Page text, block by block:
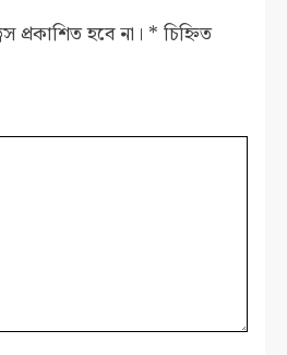
প্রকাশিত হবে না। * চিহ্নিত